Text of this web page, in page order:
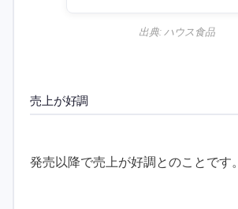
出典: ハウス食品
売上が好調
発売以降で売上が好調とのことです。